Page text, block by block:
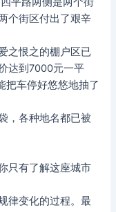
个街区付出了艰辛
之恨之的棚户区已
达到7000元一平
把车停好悠悠地抽了
，各种地名都已被
只有了解这座城市
律变化的过程。最